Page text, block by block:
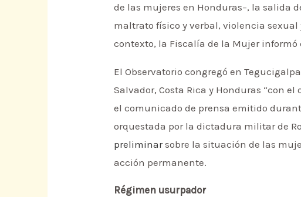
de las mujeres en Honduras–, la salida
maltrato físico y verbal, violencia
contexto, la Fiscalía de la Mujer
El Observatorio congregó en
Salvador, Costa Rica y Honduras “con
el comunicado de prensa emitido
orquestada por la dictadura militar de
preliminarsobre la situación de las
acción permanente.
Régimen usurpador